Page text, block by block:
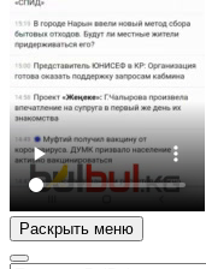
Раскрыть меню